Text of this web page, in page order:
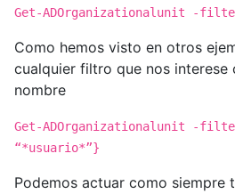
Get-ADOrganizationalunit -
Como hemos visto en otros
cualquier filtro que nos
nombre
Get-ADOrganizationalunit -
“*usuario*”}
Podemos actuar como siempre